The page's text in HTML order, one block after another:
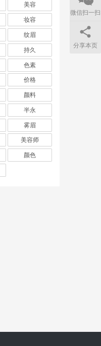
美容
妆容
纹眉
持久
色素
价格
颜料
半永
雾眉
美容师
颜色
微信扫一扫
分享本页